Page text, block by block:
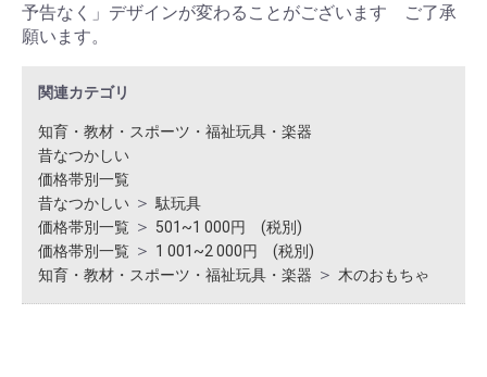
予告なく」デザインが変わることがございます ご了承
願います。
関連カテゴリ
知育・教材・スポーツ・福祉玩具・楽器
昔なつかしい
価格帯別一覧
昔なつかしい ＞ 駄玩具
価格帯別一覧 ＞ 501~1 000円 (税別)
価格帯別一覧 ＞ 1 001~2 000円 (税別)
知育・教材・スポーツ・福祉玩具・楽器 ＞ 木のおもちゃ